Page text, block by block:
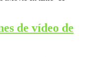
de vídeo de